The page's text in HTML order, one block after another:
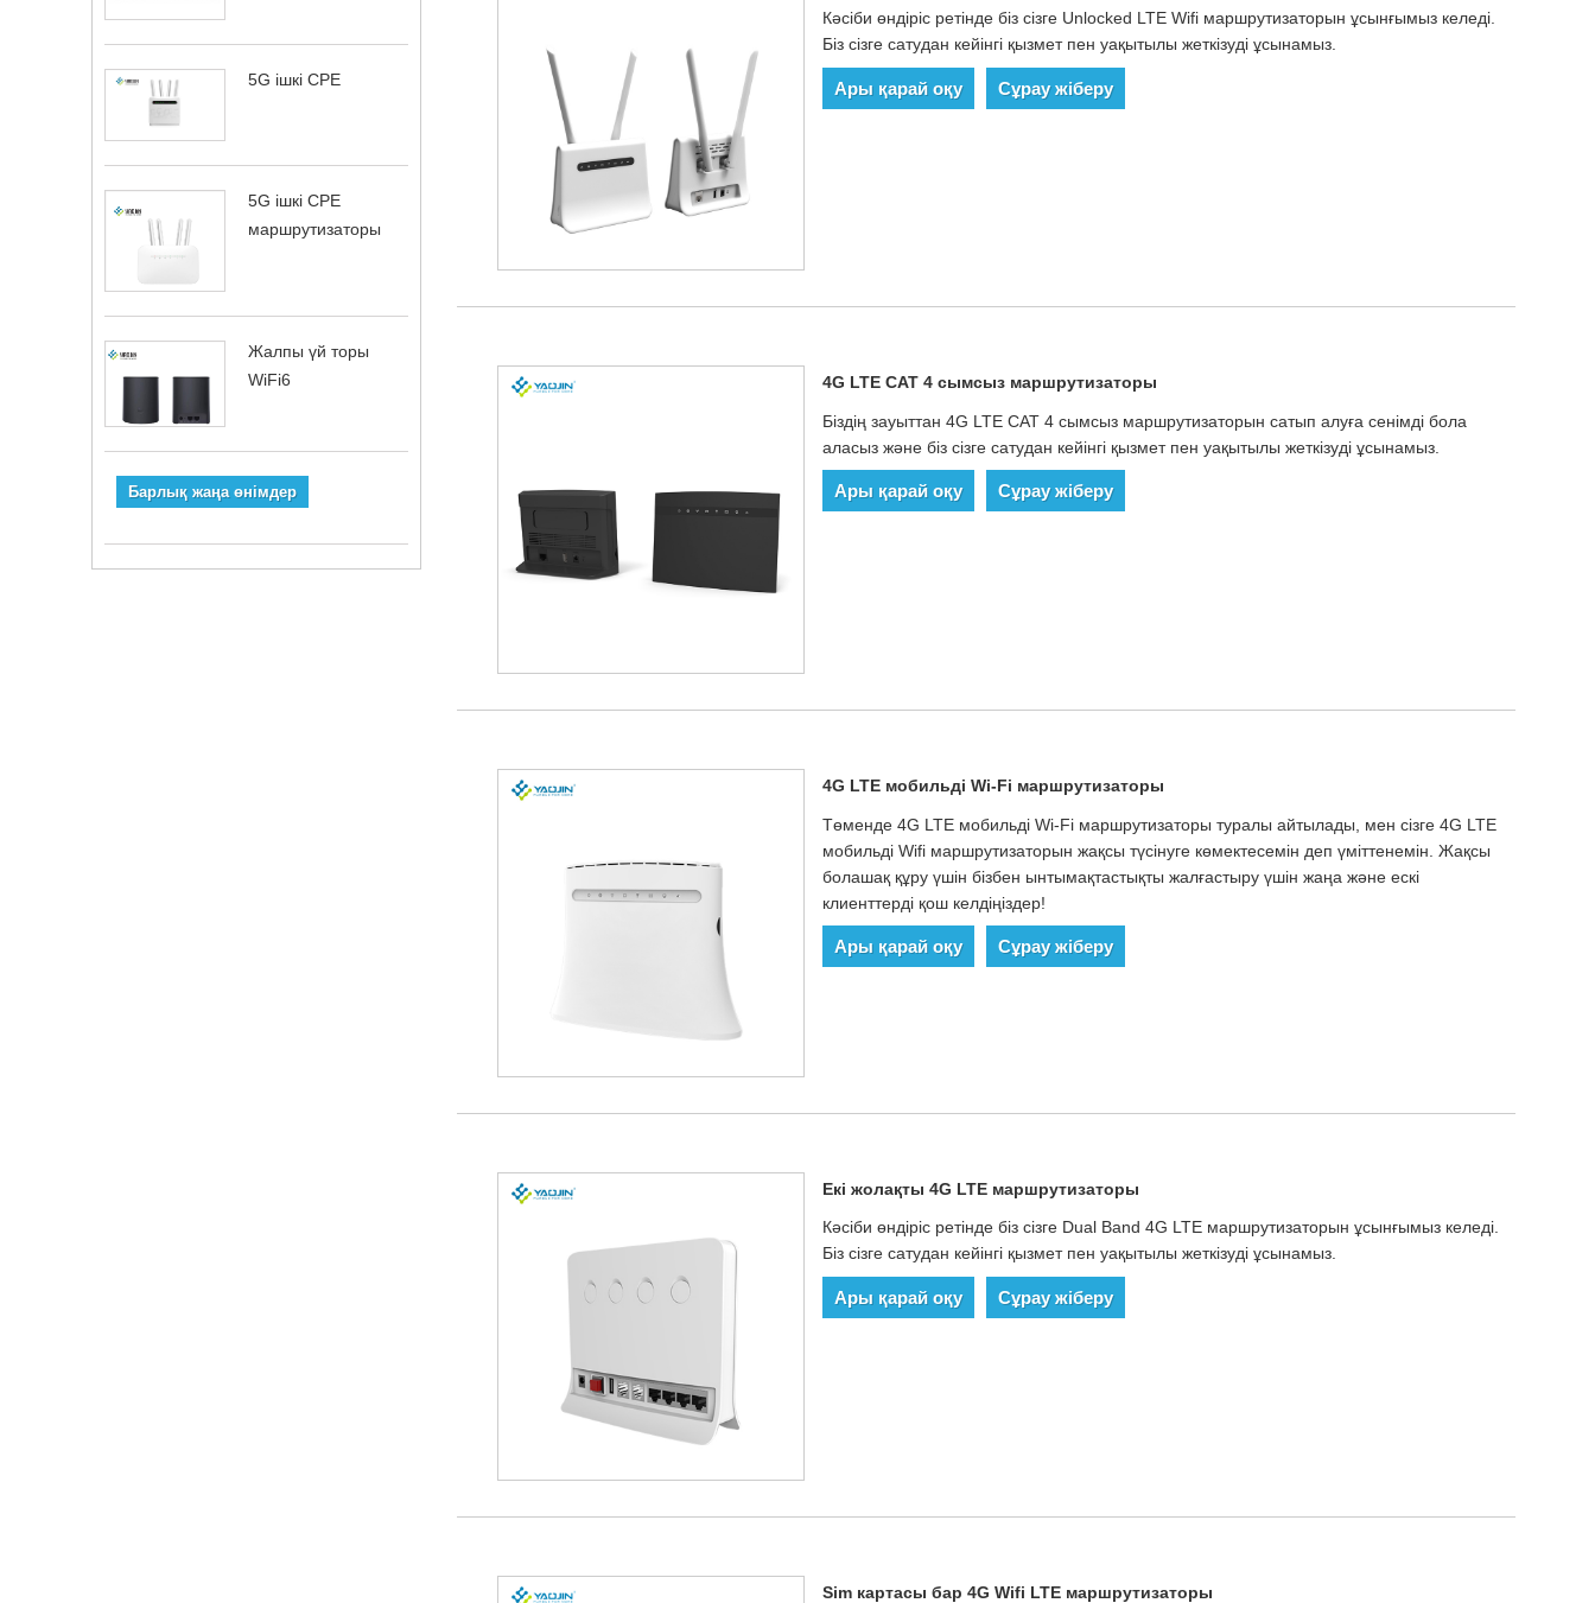
5G ішкі CPE
5G ішкі CPE
маршрутизаторы
Жалпы үй торы
WiFi6
Барлық жаңа өнімдер
Кәсіби өндіріс ретінде біз сізге Unlocked LTE Wifi маршрутизаторын ұсынғымыз келеді.
Біз сізге сатудан кейінгі қызмет пен уақытылы жеткізуді ұсынамыз.
Ары қарай оқу Сұрау жіберу
4G LTE CAT 4 сымсыз маршрутизаторы
Біздің зауыттан 4G LTE CAT 4 сымсыз маршрутизаторын сатып алуға сенімді бола
аласыз және біз сізге сатудан кейінгі қызмет пен уақытылы жеткізуді ұсынамыз.
Ары қарай оқу Сұрау жіберу
4G LTE мобильді Wi-Fi маршрутизаторы
Төменде 4G LTE мобильді Wi-Fi маршрутизаторы туралы айтылады, мен сізге 4G LTE
мобильді Wifi маршрутизаторын жақсы түсінуге көмектесемін деп үміттенемін. Жақсы
болашақ құру үшін бізбен ынтымақтастықты жалғастыру үшін жаңа және ескі
клиенттерді қош келдіңіздер!
Ары қарай оқу Сұрау жіберу
Екі жолақты 4G LTE маршрутизаторы
Кәсіби өндіріс ретінде біз сізге Dual Band 4G LTE маршрутизаторын ұсынғымыз келеді.
Біз сізге сатудан кейінгі қызмет пен уақытылы жеткізуді ұсынамыз.
Ары қарай оқу Сұрау жіберу
Sim картасы бар 4G Wifi LTE маршрутизаторы